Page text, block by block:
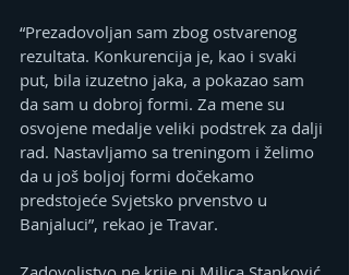
“Prezadovoljan sam zbog ostvarenog
rezultata. Konkurencija je, kao i svaki
put, bila izuzetno jaka, a pokazao sam
da sam u dobroj formi. Za mene su
osvojene medalje veliki podstrek za dalji
rad. Nastavljamo sa treningom i želimo
da u još boljoj formi dočekamo
predstojeće Svjetsko prvenstvo u
Banjaluci”, rekao je Travar.